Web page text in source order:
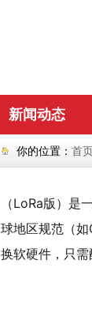
新闻动态
你的位置： 首
（LoRa版）
球地区规范（
换软硬件，只